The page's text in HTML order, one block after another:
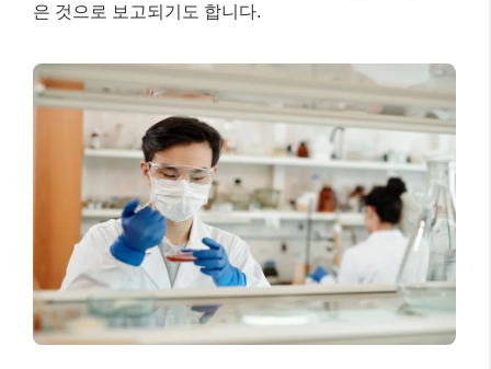
은 것으로 보고되기도 합니다.